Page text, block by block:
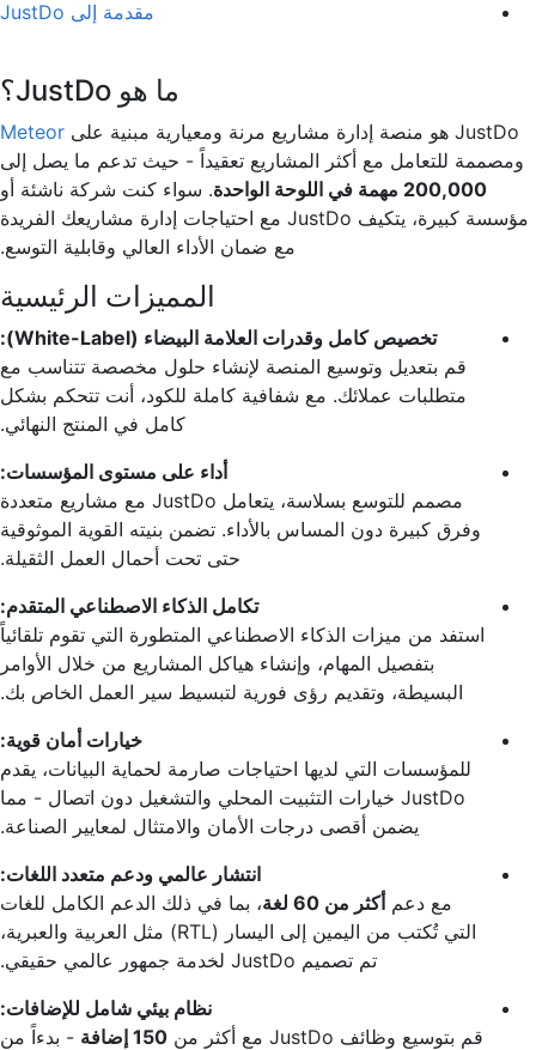
مقدمة إلى JustDo
ما هو JustDo؟
JustDo هو منصة إدارة مشاريع مرنة ومعيارية مبنية على
Meteor
ومصممة للتعامل مع أكثر المشاريع تعقيداً - حيث تدعم ما يصل إلى
200,000 مهمة في اللوحة الواحدة
. سواء كنت شركة ناشئة أو
مؤسسة كبيرة، يتكيف JustDo مع احتياجات إدارة مشاريعك الفريدة
مع ضمان الأداء العالي وقابلية التوسع.
المميزات الرئيسية
تخصيص كامل وقدرات العلامة البيضاء (White-Label):
قم بتعديل وتوسيع المنصة لإنشاء حلول مخصصة تتناسب مع
متطلبات عملائك. مع شفافية كاملة للكود، أنت تتحكم بشكل
كامل في المنتج النهائي.
أداء على مستوى المؤسسات:
مصمم للتوسع بسلاسة، يتعامل JustDo مع مشاريع متعددة
وفرق كبيرة دون المساس بالأداء. تضمن بنيته القوية الموثوقية
حتى تحت أحمال العمل الثقيلة.
تكامل الذكاء الاصطناعي المتقدم:
استفد من ميزات الذكاء الاصطناعي المتطورة التي تقوم تلقائياً
بتفصيل المهام، وإنشاء هياكل المشاريع من خلال الأوامر
البسيطة، وتقديم رؤى فورية لتبسيط سير العمل الخاص بك.
خيارات أمان قوية:
للمؤسسات التي لديها احتياجات صارمة لحماية البيانات، يقدم
JustDo خيارات التثبيت المحلي والتشغيل دون اتصال - مما
يضمن أقصى درجات الأمان والامتثال لمعايير الصناعة.
انتشار عالمي ودعم متعدد اللغات:
مع دعم أكثر من 60 لغة
، بما في ذلك الدعم الكامل للغات
التي تُكتب من اليمين إلى اليسار (RTL) مثل العربية والعبرية،
تم تصميم JustDo لخدمة جمهور عالمي حقيقي.
نظام بيئي شامل للإضافات:
قم بتوسيع وظائف JustDo مع أكثر من
150 إضافة
- بدءاً من